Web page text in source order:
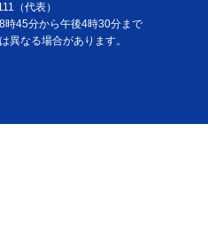
（代表）
時45分から午後4時30分まで
異なる場合があります。